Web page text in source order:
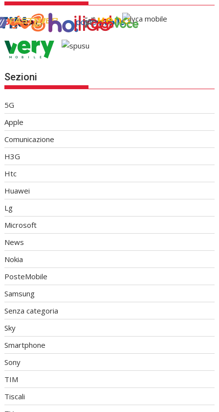
Sezioni
5G
Apple
Comunicazione
H3G
Htc
Huawei
Lg
Microsoft
News
Nokia
PosteMobile
Samsung
Senza categoria
Sky
Smartphone
Sony
TIM
Tiscali